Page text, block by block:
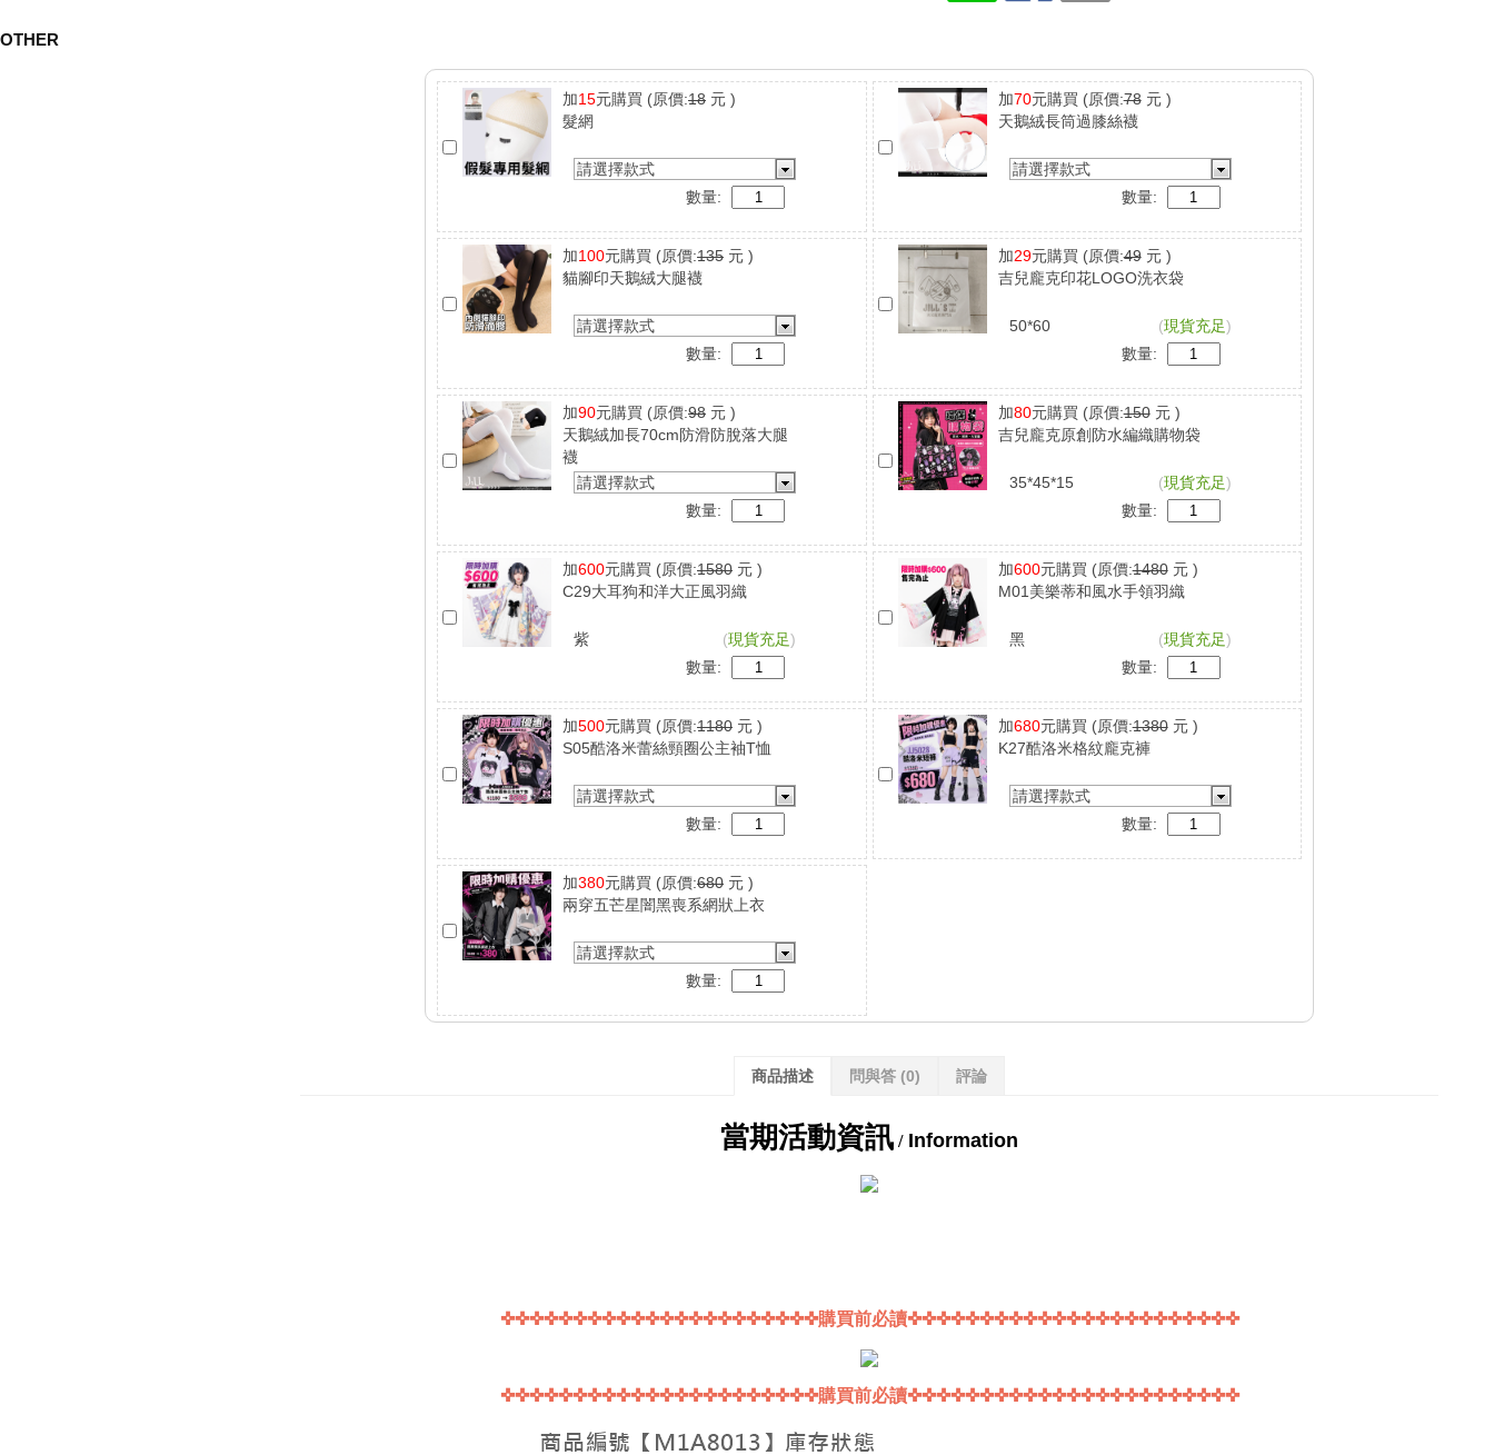
OTHER
加15元購買 (原價:18 元 )
髮網
請選擇款式
數量:
加70元購買 (原價:78元 )
天鵝絨長筒過膝絲襪
請選擇款式
數量:
加100元購買 (原價:135 元 )
貓腳印天鵝絨大腿襪
請選擇款式
數量:
加29元購買 (原價:49元 )
吉兒龐克印花LOGO洗衣袋
50*60 (現貨充足)
數量:
加90元購買 (原價:98 元 )
天鵝絨加長70cm防滑防脫落大腿
襪
請選擇款式
數量:
加80元購買 (原價:150元 )
吉兒龐克原創防水編織購物袋
35*45*15 (現貨充足)
數量:
加600元購買 (原價:1580 元 )
C29大耳狗和洋大正風羽織
紫 (現貨充足)
數量:
加600元購買 (原價:1480元 )
M01美樂蒂和風水手領羽織
黑 (現貨充足)
數量:
加500元購買 (原價:1180 元 )
S05酷洛米蕾絲頸圈公主袖T恤
請選擇款式
數量:
加680元購買 (原價:1380元 )
K27酷洛米格紋龐克褲
請選擇款式
數量:
加380元購買 (原價:680 元 )
兩穿五芒星闇黑喪系網狀上衣
請選擇款式
數量:
商品描述 問與答 (0) 評論